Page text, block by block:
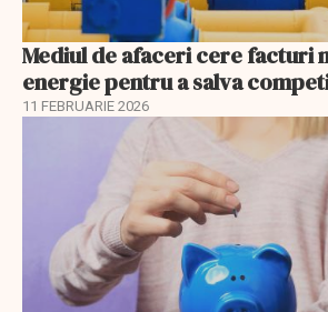
Mediul de afaceri cere facturi
energie pentru a salva
11 FEBRUARIE 2026